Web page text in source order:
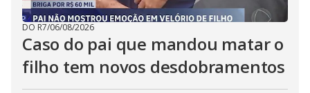
DO R7/06/08/2026
Caso do pai que mandou matar o
filho tem novos desdobramentos